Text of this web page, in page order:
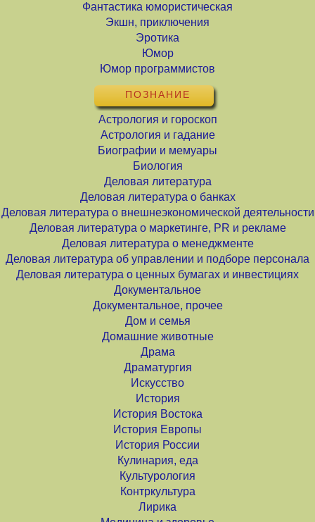
Фантастика юмористическая
Экшн, приключения
Эротика
Юмор
Юмор программистов
ПОЗНАНИЕ
Астрология и гороскоп
Астрология и гадание
Биографии и мемуары
Биология
Деловая литература
Деловая литература о банках
Деловая литература о внешнеэкономической деятельности
Деловая литература о маркетинге, PR и рекламе
Деловая литература о менеджменте
Деловая литература об управлении и подборе персонала
Деловая литература о ценных бумагах и инвестициях
Документальное
Документальное, прочее
Дом и семья
Домашние животные
Драма
Драматургия
Искусство
История
История Востока
История Европы
История России
Кулинария, еда
Культурология
Контркультура
Лирика